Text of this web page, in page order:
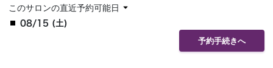
このサロンの直近予約可能日
08/15 (土)
予約手続きへ